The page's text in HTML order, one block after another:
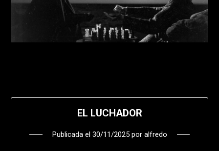
EL LUCHADOR
Publicada el 30/11/2025por alfredo